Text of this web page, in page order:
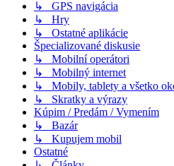
↳ GPS navigácia
↳ Hry
↳ Ostatné aplikácie
Špecializované diskusie
↳ Mobilní operátori
↳ Mobilný internet
↳ Mobily, tablety a všetko
↳ Skratky a výrazy
Kúpim / Predám / Vymením
↳ Bazár
↳ Kupujem mobil
Ostatné